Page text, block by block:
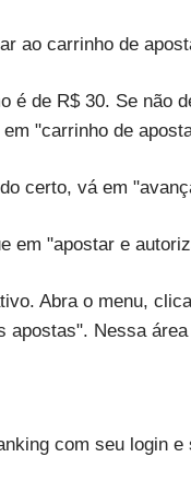
ao carrinho de
é de R$ 30. Se não
"carrinho de
certo, vá em
em "apostar e
Abra o menu,
apostas". Nessa
com seu login e